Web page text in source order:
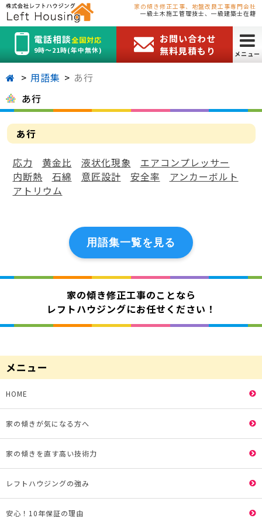
家の傾き修正工事、地盤改良工事専門会社
一級土木施工管理技士、一級建築士在籍
電話相談全国対応
9時～21時(年中無休)
お問い合わせ
無料見積もり
メニュー
用語集
あ行
あ行
あ行
応力 黄金比 液状化現象
エアコンプレッサー
内断熱
石綿 意匠設計 安全率
アンカーボルト
アトリウム
用語集一覧を見る
家の傾き修正工事のことなら
レフトハウジングにお任せください！
メニュー
HOME
家の傾きが気になる方へ
家の傾きを直す高い技術力
レフトハウジングの強み
安心！10年保証の理由